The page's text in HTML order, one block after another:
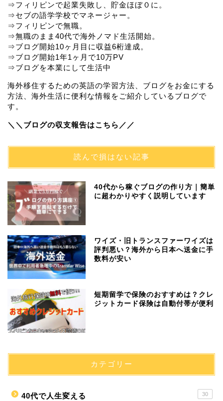
⇒フィリピンで起業失敗し、貯金ほぼ０に。
⇒セブの語学学校でマネージャー。
⇒フィリピンで無職。
⇒無職のまま40代で海外ノマド生活開始。
⇒ブログ開始10ヶ月目に収益6桁達成。
⇒ブログ開始1年1ヶ月で10万PV
⇒ブログを本業にして生活中
海外移住するための英語の学習方法、ブログをお金にする
方法、海外生活に便利な情報をご紹介しているブログで
す。
＼＼ブログの収支報告はこちら／／
読んで損はない記事
40代から稼ぐブログの作り方｜簡単
に超わかりやすく説明しています
ワイズ・旧トランスファーワイズは
評判悪い？海外から日本へ送金に手
数料が安い
短期留学で保険のおすすめは？クレ
ジットカード保険は自動付帯が便利
カテゴリー
40代で人生変える 30